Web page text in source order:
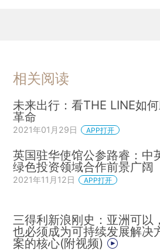
相关阅读
未来出行：看THE LINE如
革命
2021年01月29日 APP打开
英国驻华使馆公参路睿：中
绿色投资领域合作前景广阔
2021年11月12日 APP打开
三得利新浪刚史：亚洲可以，
也必须成为可持续发展解决
案的核心(附视频)